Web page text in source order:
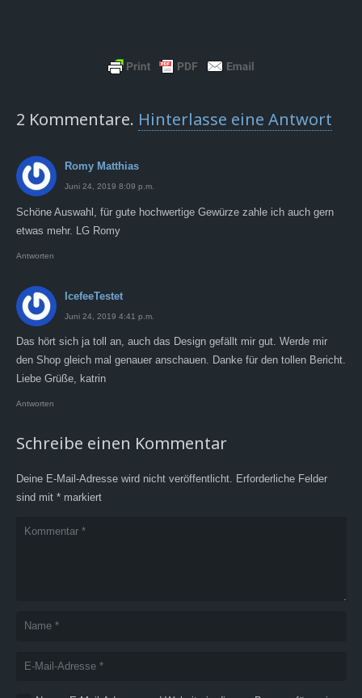
2 Kommentare. Hinterlasse eine Antwort
Romy Matthias
Juni 24, 2019 8:09 p.m.
Schöne Auswahl, für gute hochwertige Gewürze zahle ich auch gern
etwas mehr. LG Romy
Antworten
IcefeeTestet
Juni 24, 2019 4:41 p.m.
Das hört sich ja toll an, auch das Design gefällt mir gut. Werde mir
den Shop gleich mal genauer anschauen. Danke für den tollen Bericht.
Liebe Grüße, katrin
Antworten
Schreibe einen Kommentar
Deine E-Mail-Adresse wird nicht veröffentlicht. Erforderliche Felder
sind mit *markiert